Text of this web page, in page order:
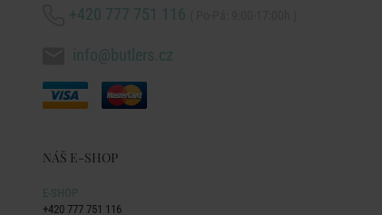
+420 777 751 116
info@butlers.cz
NÁŠ E-SHOP
E-SHOP
+420 777 751 116